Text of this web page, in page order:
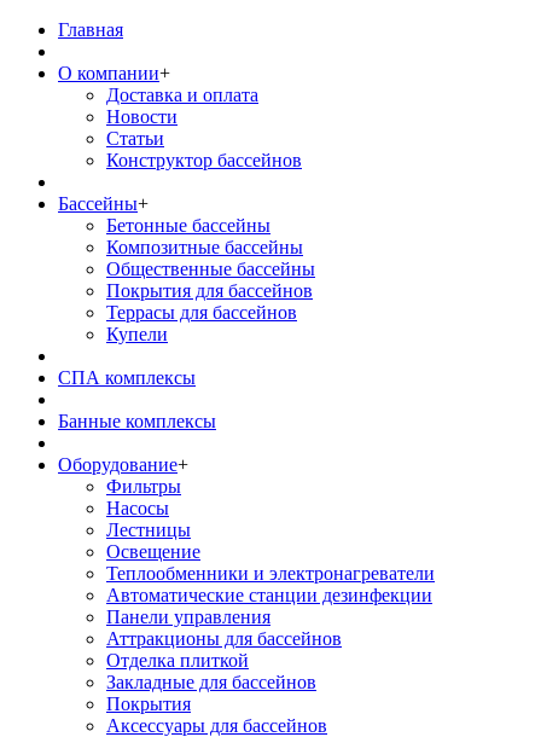
Главная
О компании+
Доставка и оплата
Новости
Статьи
Конструктор бассейнов
Бассейны+
Бетонные бассейны
Композитные бассейны
Общественные бассейны
Покрытия для бассейнов
Террасы для бассейнов
Купели
СПА комплексы
Банные комплексы
Оборудование+
Фильтры
Насосы
Лестницы
Освещение
Теплообменники и электронагреватели
Автоматические станции дезинфекции
Панели управления
Аттракционы для бассейнов
Отделка плиткой
Закладные для бассейнов
Покрытия
Аксессуары для бассейнов